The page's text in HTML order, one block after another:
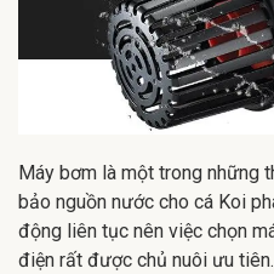
Máy bơm là một trong những
bảo nguồn nước cho cá Koi
động liên tục nên việc chọn
điện rất được chủ nuôi ưu